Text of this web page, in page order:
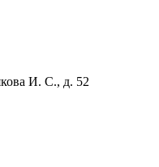
И. С., д. 52